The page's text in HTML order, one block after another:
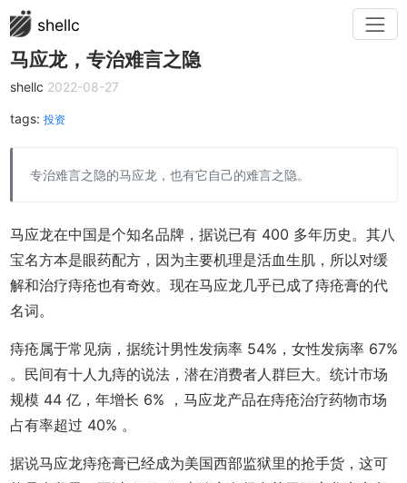
shellc
马应龙，专治难言之隐
shellc 2022-08-27
tags: 投资
专治难言之隐的马应龙，也有它自己的难言之隐。
马应龙在中国是个知名品牌，据说已有 400 多年历史。其八
宝名方本是眼药配方，因为主要机理是活血生肌，所以对缓
解和治疗痔疮也有奇效。现在马应龙几乎已成了痔疮膏的代
名词。
痔疮属于常见病，据统计男性发病率 54%，女性发病率 67%
。民间有十人九痔的说法，潜在消费者人群巨大。统计市场
规模 44 亿，年增长 6% ，马应龙产品在痔疮治疗药物市场
占有率超过 40% 。
据说马应龙痔疮膏已经成为美国西部监狱里的抢手货，这可